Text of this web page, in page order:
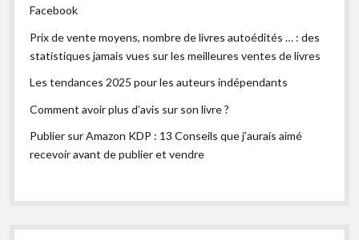
Facebook
Prix de vente moyens, nombre de livres autoédités … : des
statistiques jamais vues sur les meilleures ventes de livres
Les tendances 2025 pour les auteurs indépendants
Comment avoir plus d’avis sur son livre ?
Publier sur Amazon KDP : 13 Conseils que j’aurais aimé
recevoir avant de publier et vendre